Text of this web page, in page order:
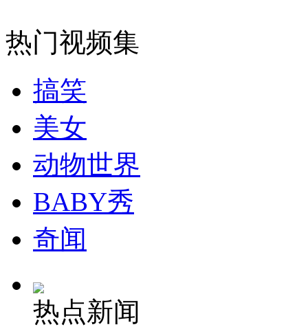
消防员救轻生者 花炮节热闹非凡
司机酒驾遇交警 急速倒车逃窜
热门视频集
搞笑
美女
动物世界
BABY秀
奇闻
热点新闻